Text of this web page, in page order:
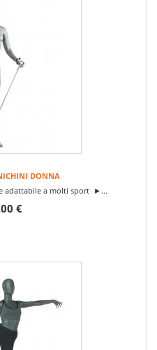
DONNA
adattabile a molti sport ►...
€